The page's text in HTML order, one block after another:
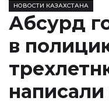
НОВОСТИ КАЗАХСТАНА
Абсурд
в